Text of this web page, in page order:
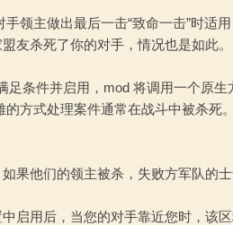
手领主做出最后一击“致命一击”时适
友杀死了你的对手，情况也是如此。
足条件并启用，mod 将调用一个原
的方式处理案件通常在战斗中被杀死
如果他们的领主被杀，失败方军队的
中启用后，当您的对手靠近您时，该